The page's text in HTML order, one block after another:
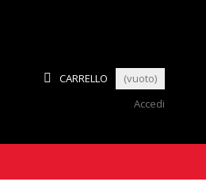
CARRELLO
(vuoto)
Accedi